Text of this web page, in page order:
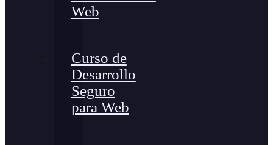
Web
Curso de
Desarrollo
Seguro
para Web